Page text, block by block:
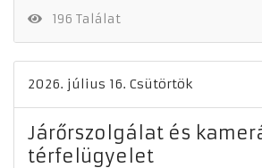
196 Találat
2026. július 16. Csütörtök
Járőrszolgálat és
térfelügyelet